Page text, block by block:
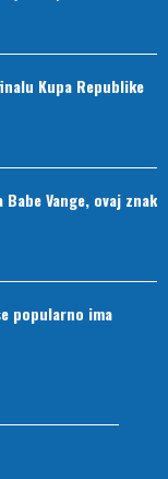
Kupa Republike
Vange, ovaj znak
popularno ima